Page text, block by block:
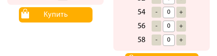
Купить 54 - +
56 - +
58 - +